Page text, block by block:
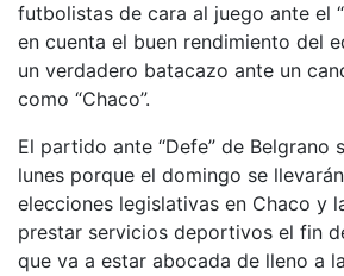
futbolistas de cara al juego ante el
en cuenta el buen rendimiento del
un verdadero batacazo ante un
como “Chaco”.
El partido ante “Defe” de Belgrano
lunes porque el domingo se
elecciones legislativas en Chaco y
prestar servicios deportivos el fin
que va a estar abocada de lleno a